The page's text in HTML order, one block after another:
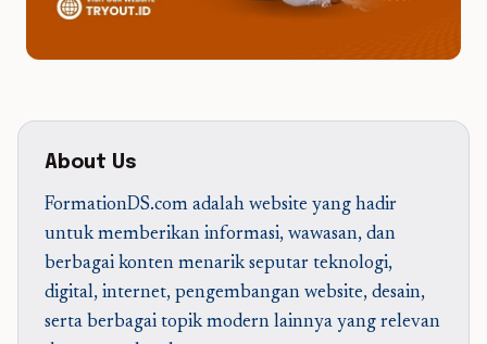
About Us
FormationDS.com adalah website yang hadir
untuk memberikan informasi, wawasan, dan
berbagai konten menarik seputar teknologi,
digital, internet, pengembangan website, desain,
serta berbagai topik modern lainnya yang relevan